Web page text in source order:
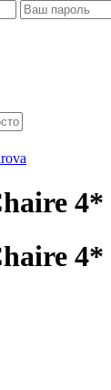
4*
4*